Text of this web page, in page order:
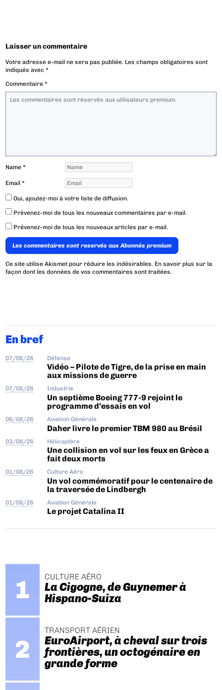
Laisser un commentaire
Votre adresse e-mail ne sera pas publiée. Les champs obligatoires sont
indiqués avec*
Commentaire*
Name*
Email*
Oui, ajoutez-moi à votre liste de diffusion.
Prévenez-moi de tous les nouveaux commentaires par e-mail.
Prévenez-moi de tous les nouveaux articles par e-mail.
Les commentaires sont reservés aux Abonnés premium
Ce site utilise Akismet pour réduire les indésirables. En savoir plus sur la
façon dont les données de vos commentaires sont traitées.
En bref
07/08/26 Défense
Vidéo – Pilote de Tigre, de la prise en main
aux missions de guerre
07/08/26 Industrie
Un septième Boeing 777-9 rejoint le
programme d’essais en vol
06/08/26 Aviation Générale
Daher livre le premier TBM 980 au Brésil
03/08/26 Hélicoptère
Une collision en vol sur les feux en Grèce a
fait deux morts
01/08/26 Culture Aéro
Un vol commémoratif pour le centenaire de
la traversée de Lindbergh
01/08/26 Aviation Générale
Le projet Catalina II
CULTURE AÉRO
La Cigogne, de Guynemer à
Hispano-Suiza
TRANSPORT AÉRIEN
EuroAirport, à cheval sur trois
frontières, un octogénaire en
grande forme